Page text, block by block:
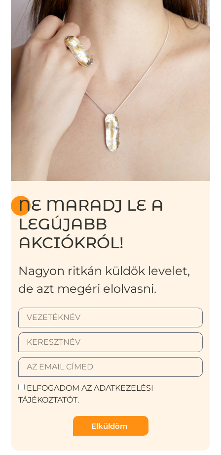
NE MARADJ LE A
LEGÚJABB
AKCIÓKRÓL!
Nagyon ritkán küldök levelet,
de azt megéri elolvasni.
ELFOGADOM AZ ADATKEZELÉSI
TÁJÉKOZTATÓT.
Elküldöm